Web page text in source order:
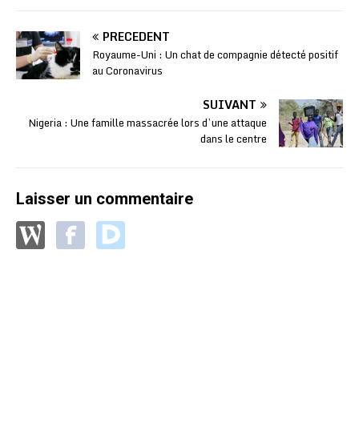
PRÉCÉDENT
Royaume-Uni : Un chat de compagnie détecté positif
au Coronavirus
SUIVANT
Nigeria : Une famille massacrée lors d’une attaque
dans le centre
Laisser un commentaire